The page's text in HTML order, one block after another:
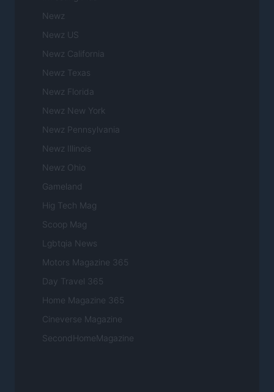
Newz
Newz US
Newz California
Newz Texas
Newz Florida
Newz New York
Newz Pennsylvania
Newz Illinois
Newz Ohio
Gameland
Hig Tech Mag
Scoop Mag
Lgbtqia News
Motors Magazine 365
Day Travel 365
Home Magazine 365
Cineverse Magazine
SecondHomeMagazine